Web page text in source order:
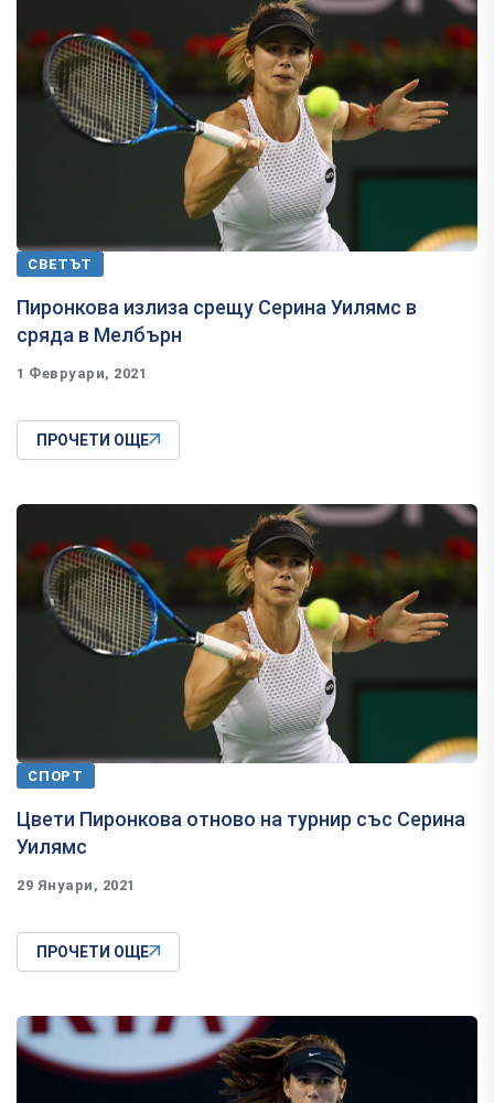
СВЕТЪТ
Пиронкова излиза срещу Серина Уилямс в
сряда в Мелбърн
1 Февруари, 2021
ПРОЧЕТИ ОЩЕ
СПОРТ
Цвети Пиронкова отново на турнир със Серина
Уилямс
29 Януари, 2021
ПРОЧЕТИ ОЩЕ